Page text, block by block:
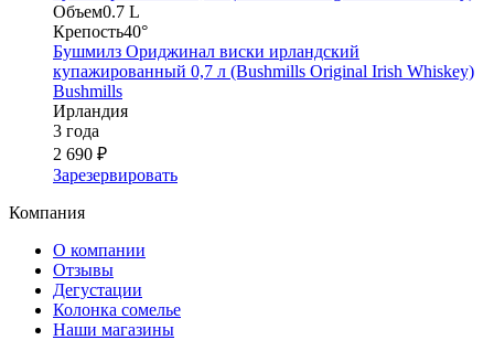
Объем0.7 L
Крепость40°
Бушмилз Ориджинал виски ирландский
купажированный 0,7 л (Bushmills Original Irish Whiskey)
Bushmills
Ирландия
3 года
2 690 ₽
Зарезервировать
Компания
О компании
Отзывы
Дегустации
Колонка сомелье
Наши магазины